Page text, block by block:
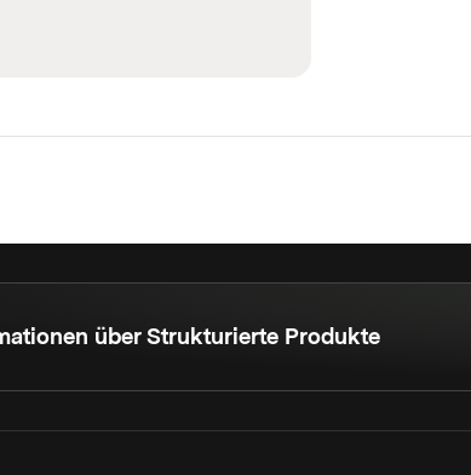
über Strukturierte Produkte